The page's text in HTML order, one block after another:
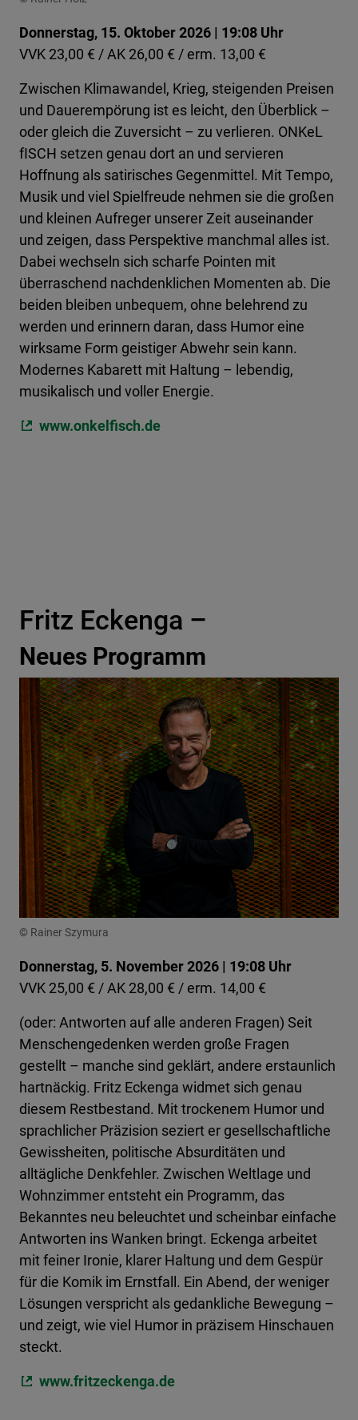
Donnerstag, 15. Oktober 2026 | 19:08 Uhr
VVK 23,00 € / AK 26,00 € / erm. 13,00 €
Zwischen Klimawandel, Krieg, steigenden Preisen
und Dauerempörung ist es leicht, den Überblick –
oder gleich die Zuversicht – zu verlieren. ONKeL
fISCH setzen genau dort an und servieren
Hoffnung als satirisches Gegenmittel. Mit Tempo,
Musik und viel Spielfreude nehmen sie die großen
und kleinen Aufreger unserer Zeit auseinander
und zeigen, dass Perspektive manchmal alles ist.
Dabei wechseln sich scharfe Pointen mit
überraschend nachdenklichen Momenten ab. Die
beiden bleiben unbequem, ohne belehrend zu
werden und erinnern daran, dass Humor eine
wirksame Form geistiger Abwehr sein kann.
Modernes Kabarett mit Haltung – lebendig,
musikalisch und voller Energie.
www.onkelfisch.de
Fritz Eckenga –
Neues Programm
© Rainer Szymura
Donnerstag, 5. November 2026 | 19:08 Uhr
VVK 25,00 € / AK 28,00 € / erm. 14,00 €
(oder: Antworten auf alle anderen Fragen) Seit
Menschengedenken werden große Fragen
gestellt – manche sind geklärt, andere erstaunlich
hartnäckig. Fritz Eckenga widmet sich genau
diesem Restbestand. Mit trockenem Humor und
sprachlicher Präzision seziert er gesellschaftliche
Gewissheiten, politische Absurditäten und
alltägliche Denkfehler. Zwischen Weltlage und
Wohnzimmer entsteht ein Programm, das
Bekanntes neu beleuchtet und scheinbar einfache
Antworten ins Wanken bringt. Eckenga arbeitet
mit feiner Ironie, klarer Haltung und dem Gespür
für die Komik im Ernstfall. Ein Abend, der weniger
Lösungen verspricht als gedankliche Bewegung –
und zeigt, wie viel Humor in präzisem Hinschauen
steckt.
www.fritzeckenga.de